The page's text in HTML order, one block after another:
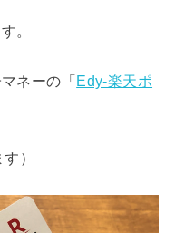
。
ネーの「Edy-楽天ポ
）